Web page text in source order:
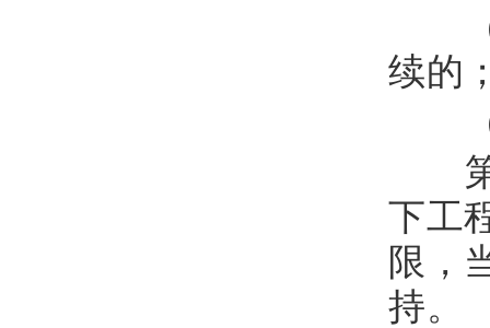
续的
下工
限，
持。